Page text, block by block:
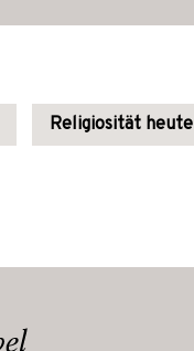
Religiosität heute